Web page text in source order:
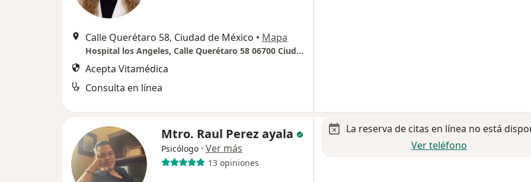
Calle Querétaro 58, Ciudad de México • Mapa
Hospital los Angeles, Calle Querétaro 58 06700 Ciudad de México
Acepta Vitamédica
Consulta en línea
Mtro. Raul Perez ayala
Psicólogo · Ver más
13 opiniones
La reserva de citas en línea no está
Ver teléfono